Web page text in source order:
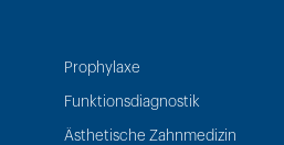
Prophylaxe
Funktionsdiagnostik
Ästhetische Zahnmedizin